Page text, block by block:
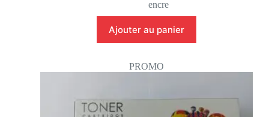
encre
Ajouter au panier
PROMO